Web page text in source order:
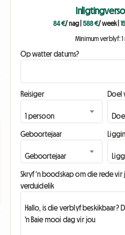
84 €/ nag 588 €/ week|
Minimum verblyf:
Op watter datums?
Reisiger Doel
Geboortejaar
Skryf 'n boodskap om die rede
verduidelik